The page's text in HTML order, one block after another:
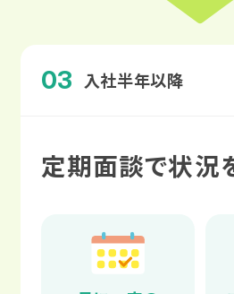
03 入社半年以降
定期面談で状況